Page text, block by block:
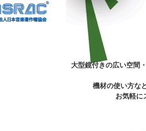
大型鏡付きの広い空間
機材の使い方な
お気軽に